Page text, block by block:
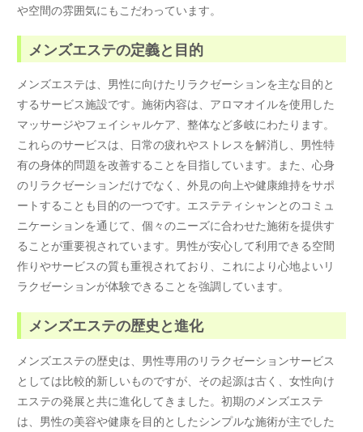
や空間の雰囲気にもこだわっています。
メンズエステの定義と目的
メンズエステは、男性に向けたリラクゼーションを主な目的と
するサービス施設です。施術内容は、アロマオイルを使用した
マッサージやフェイシャルケア、整体など多岐にわたります。
これらのサービスは、日常の疲れやストレスを解消し、男性特
有の身体的問題を改善することを目指しています。また、心身
のリラクゼーションだけでなく、外見の向上や健康維持をサポ
ートすることも目的の一つです。エステティシャンとのコミュ
ニケーションを通じて、個々のニーズに合わせた施術を提供す
ることが重要視されています。男性が安心して利用できる空間
作りやサービスの質も重視されており、これにより心地よいリ
ラクゼーションが体験できることを強調しています。
メンズエステの歴史と進化
メンズエステの歴史は、男性専用のリラクゼーションサービス
としては比較的新しいものですが、その起源は古く、女性向け
エステの発展と共に進化してきました。初期のメンズエステ
は、男性の美容や健康を目的としたシンプルな施術が主でした